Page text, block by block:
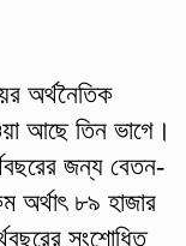
অর্থনৈতিক
আছে তিন ভাগে।
জন্য বেতন-
অর্থাৎ ৮৯ হাজার
সংশোধিত